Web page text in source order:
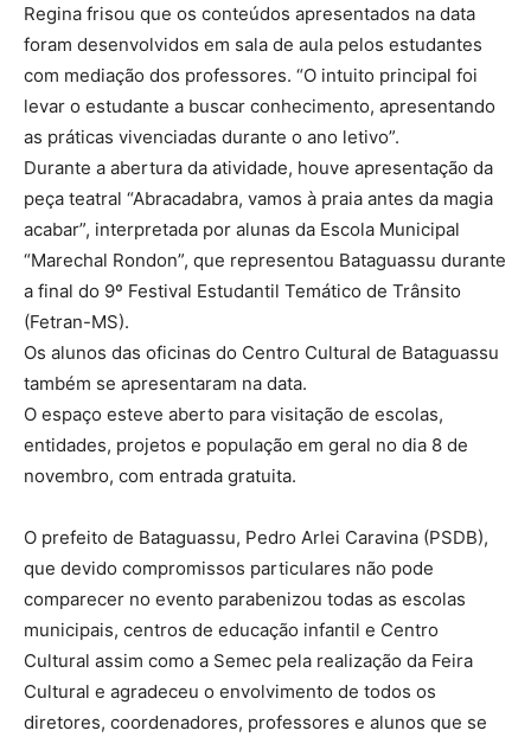
Regina frisou que os conteúdos apresentados na data
foram desenvolvidos em sala de aula pelos estudantes
com mediação dos professores. “O intuito principal foi
levar o estudante a buscar conhecimento, apresentando
as práticas vivenciadas durante o ano letivo”.
Durante a abertura da atividade, houve apresentação da
peça teatral “Abracadabra, vamos à praia antes da magia
acabar”, interpretada por alunas da Escola Municipal
“Marechal Rondon”, que representou Bataguassu durante
a final do 9º Festival Estudantil Temático de Trânsito
(Fetran-MS).
Os alunos das oficinas do Centro Cultural de Bataguassu
também se apresentaram na data.
O espaço esteve aberto para visitação de escolas,
entidades, projetos e população em geral no dia 8 de
novembro, com entrada gratuita.
O prefeito de Bataguassu, Pedro Arlei Caravina (PSDB),
que devido compromissos particulares não pode
comparecer no evento parabenizou todas as escolas
municipais, centros de educação infantil e Centro
Cultural assim como a Semec pela realização da Feira
Cultural e agradeceu o envolvimento de todos os
diretores, coordenadores, professores e alunos que se